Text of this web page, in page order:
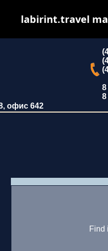
8
8
, офис 642
Find
labirint.travel